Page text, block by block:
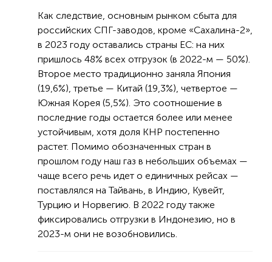
Как следствие, основным рынком сбыта для
российских СПГ-заводов, кроме «Сахалина-2»,
в 2023 году оставались страны ЕС: на них
пришлось 48% всех отгрузок (в 2022-м — 50%).
Второе место традиционно заняла Япония
(19,6%), третье — Китай (19,3%), четвертое —
Южная Корея (5,5%). Это соотношение в
последние годы остается более или менее
устойчивым, хотя доля КНР постепенно
растет. Помимо обозначенных стран в
прошлом году наш газ в небольших объемах —
чаще всего речь идет о единичных рейсах —
поставлялся на Тайвань, в Индию, Кувейт,
Турцию и Норвегию. В 2022 году также
фиксировались отгрузки в Индонезию, но в
2023-м они не возобновились.